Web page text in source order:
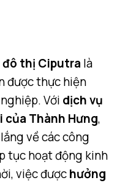
đô thị Ciputra là
được thực hiện
Với dịch vụ
Thành Hưng,
về các công
tục hoạt động kinh
việc đượchưởng